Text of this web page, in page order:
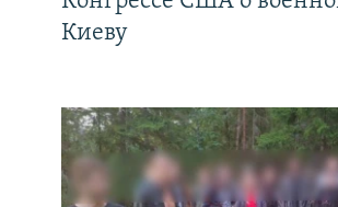
Киеву